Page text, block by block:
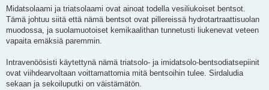
s
Midatsolaami ja triatsolaami ovat ainoat todella vesiliukoiset bentsot.
Tämä johtuu siitä että nämä bentsot ovat pillereissä hydrotartraattisuolan
muodossa, ja suolamuotoiset kemikaalithan tunnetusti liukenevat veteen
vapaita emäksiä paremmin.
Intravenöösisti käytettynä nämä triatsolo- ja imidatsolo-bentsodiatsepiinit
ovat viihdearvoltaan voittamattomia mitä bentsoihin tulee. Sirdaludia
sekaan ja sekoiluputki on väistämätön.